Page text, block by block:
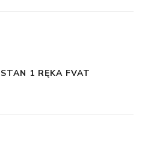
1 RĘKA FVAT